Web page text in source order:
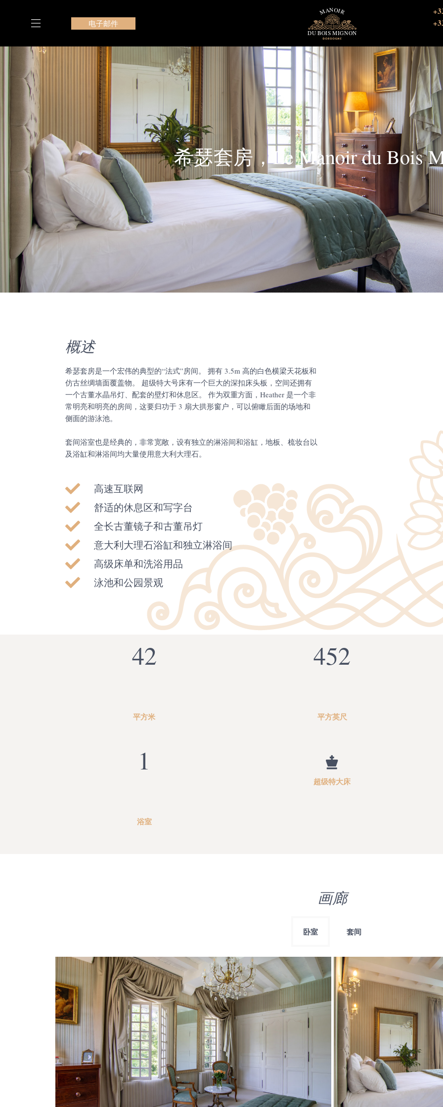
电子邮件
希瑟套房，Le Manoir du Bois
概述
希瑟套房是一个宏伟的典型的“法式”房间。 拥有 3.5m 高的白色横梁天花板和
仿古丝绸墙面覆盖物。 超级特大号床有一个巨大的深扣床头板，空间还拥有
一个古董水晶吊灯、配套的壁灯和休息区。 作为双重方面，Heather 是一个非
常明亮和明亮的房间，这要归功于 3 扇大拱形窗户，可以俯瞰后面的场地和
侧面的游泳池。
套间浴室也是经典的，非常宽敞，设有独立的淋浴间和浴缸，地板、梳妆台以
及浴缸和淋浴间均大量使用意大利大理石。
高速互联网
舒适的休息区和写字台
全长古董镜子和古董吊灯
意大利大理石浴缸和独立淋浴间
高级床单和洗浴用品
泳池和公园景观
42
平方米
452
平方英尺
1
浴室
超级特大床
画廊
卧室 套间